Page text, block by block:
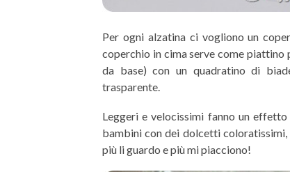
Per ogni alzatina ci vogliono un
coperchio in cima serve come piattino
da base) con un quadratino di
trasparente.
Leggeri e velocissimi fanno un
bambini con dei dolcetti coloratissimi,
più li guardo e più mi piacciono!